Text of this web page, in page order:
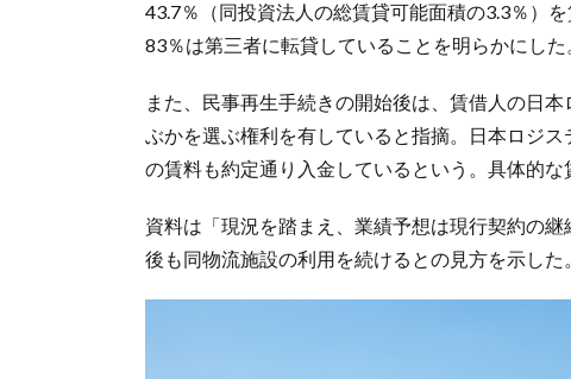
43.7％（同投資法人の総賃貸可能面積の3.3％）
83％は第三者に転貸していることを明らかにした
また、民事再生手続きの開始後は、賃借人の日
ぶかを選ぶ権利を有していると指摘。日本ロジ
の賃料も約定通り入金しているという。具体的な
資料は「現況を踏まえ、業績予想は現行契約の
後も同物流施設の利用を続けるとの見方を示した。